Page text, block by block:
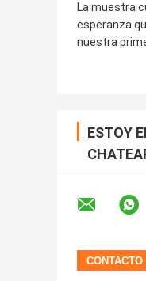
La muestra
esperanza
nuestra
ESTOY